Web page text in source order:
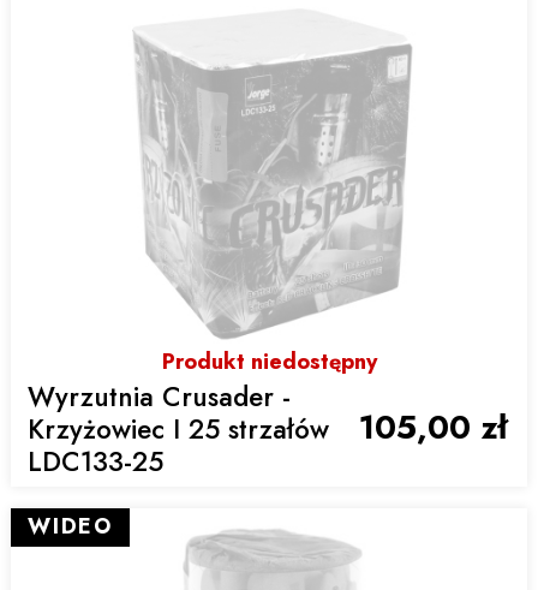
Produkt niedostępny
Wyrzutnia Crusader -
Krzyżowiec I 25 strzałów
LDC133-25
105,00 zł
WIDEO